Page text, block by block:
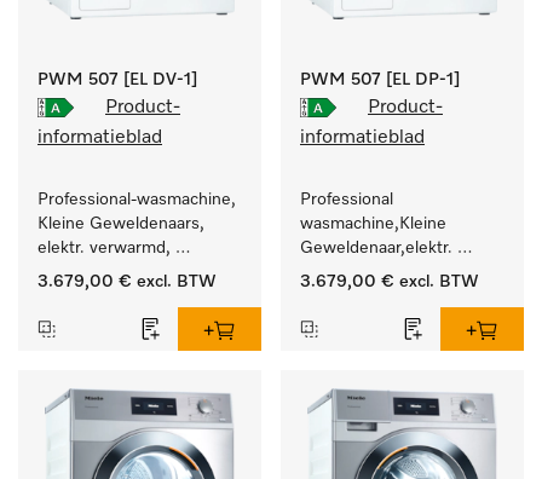
PWM 507 [EL DV-1]
Product-
informatieblad
Professional-wasmachine,
Kleine Geweldenaars,
elektr. verwarmd,
afvoerklep en
programma's.
Vermogen 7 kg  in 49 min
3.679,00 € excl. BTW
PWM 507 [EL DP-1]
Product-
informatieblad
Professional
wasmachine,Kleine
Geweldenaar,elektr.
verwarmd, met
doelgroepspecifieke
3.679,00 € excl. BTW